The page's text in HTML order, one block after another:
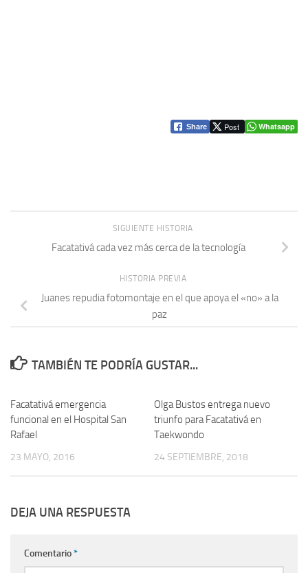
Share Post Whatsapp
SIGUIENTE HISTORIA
Facatativá cada vez más cerca de la tecnología
HISTORIA PREVIA
Juanes repudia fotomontaje en el que apoya el «no» a la
paz
TAMBIÉN TE PODRÍA GUSTAR...
Facatativá emergencia
funcional en el Hospital San
Rafael
23 MAYO, 2016
Olga Bustos entrega nuevo
triunfo para Facatativá en
Taekwondo
24 SEPTIEMBRE, 2018
DEJA UNA RESPUESTA
Comentario*